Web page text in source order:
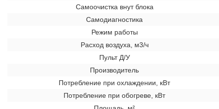
Самоочистка внут блока
Самодиагностика
Режим работы
Расход воздуха, м3/ч
Пульт Д/У
Производитель
Потребление при охлаждении, кВт
Потребление при обогреве, кВт